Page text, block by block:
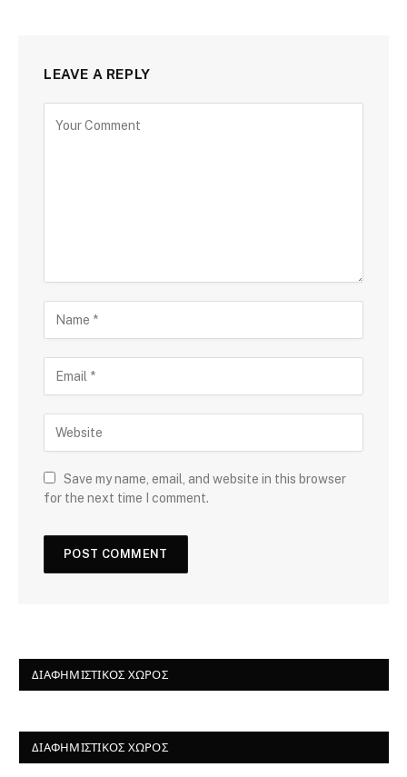
LEAVE A REPLY
Save my name, email, and website in this browser
for the next time I comment.
ΔΙΑΦΗΜΙΣΤΙΚΌΣ ΧΏΡΟΣ
ΔΙΑΦΗΜΙΣΤΙΚΌΣ ΧΏΡΟΣ